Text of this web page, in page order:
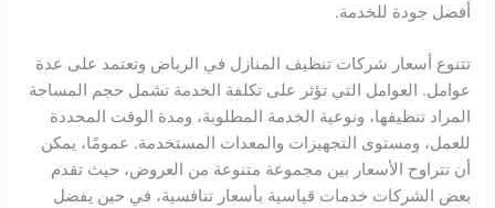
أفضل جودة للخدمة.
تتنوع أسعار شركات تنظيف المنازل في الرياض وتعتمد على عدة
عوامل. العوامل التي تؤثر على تكلفة الخدمة تشمل حجم المساحة
المراد تنظيفها، ونوعية الخدمة المطلوبة، ومدة الوقت المحددة
للعمل، ومستوى التجهيزات والمعدات المستخدمة. عمومًا، يمكن
أن تتراوح الأسعار بين مجموعة متنوعة من العروض، حيث تقدم
بعض الشركات خدمات قياسية بأسعار تنافسية، في حين يفضل